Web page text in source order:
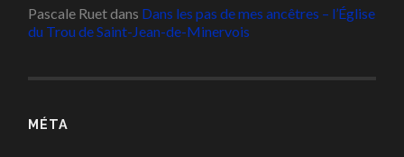
Pascale Ruetdans Dans les pas de mes ancêtres – l’Église
du Trou de Saint-Jean-de-Minervois
MÉTA